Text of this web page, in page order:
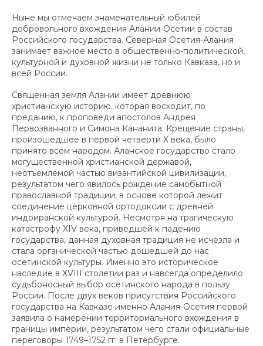
Ныне мы отмечаем знаменательный юбилей
добровольного вхождения Алании-Осетии в состав
Российского государства. Северная Осетия-Алания
занимает важное место в общественно-политической,
культурной и духовной жизни не только Кавказа, но и
всей России.
Священная земля Алании имеет древнюю
христианскую историю, которая восходит, по
преданию, к проповеди апостолов Андрея
Первозванного и Симона Кананита. Крещение страны,
произошедшее в первой четверти X века, было
принято всем народом. Аланское государство стало
могущественной христианской державой,
неотъемлемой частью византийской цивилизации,
результатом чего явилось рождение самобытной
православной традиции, в основе которой лежит
соединение церковной ортодоксии с древней
индоиранской культурой. Несмотря на трагическую
катастрофу XIV века, приведшей к падению
государства, данная духовная традиция не исчезла и
стала органической частью дошедшей до нас
осетинской культуры. Именно это историческое
наследие в XVIII столетии раз и навсегда определило
судьбоносный выбор осетинского народа в пользу
России. После двух веков присутствия Российского
государства на Кавказе именно Алания-Осетия первой
заявила о намерении территориального вхождения в
границы империи, результатом чего стали официальные
переговоры 1749–1752 гг. в Петербурге.